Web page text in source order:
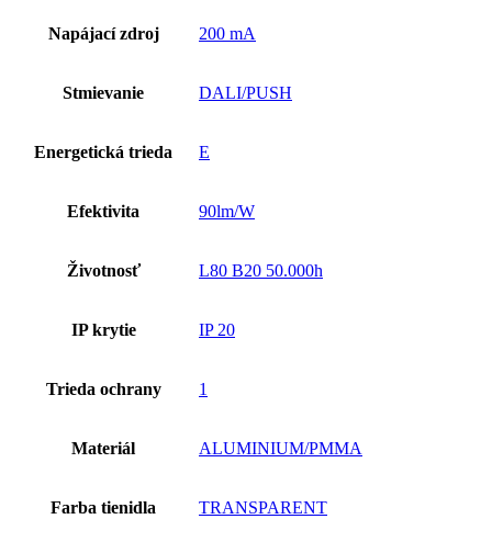
Napájací zdroj 200 mA
Stmievanie DALI/PUSH
Energetická trieda E
Efektivita 90lm/W
Životnosť L80 B20 50.000h
IP krytie IP 20
Trieda ochrany 1
Materiál ALUMINIUM/PMMA
Farba tienidla TRANSPARENT